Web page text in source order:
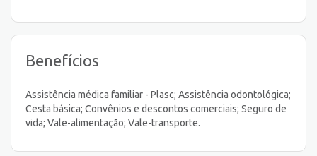
Benefícios
Assistência médica familiar - Plasc; Assistência odontológica;
Cesta básica; Convênios e descontos comerciais; Seguro de
vida; Vale-alimentação; Vale-transporte.